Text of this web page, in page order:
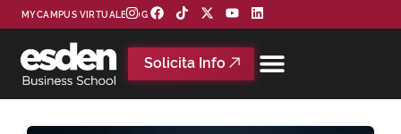
MYCAMPUS VIRTUAL BLOG
Solicita Info